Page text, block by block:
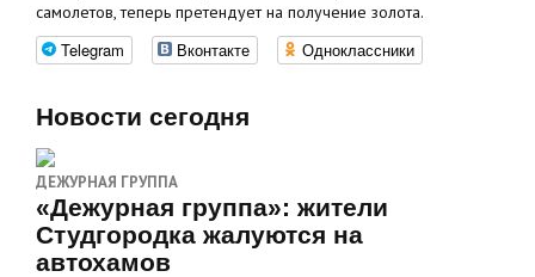
самолетов, теперь претендует на получение золота.
Telegram Вконтакте Одноклассники
Новости сегодня
ДЕЖУРНАЯ ГРУППА
«Дежурная группа»: жители
Студгородка жалуются на
автохамов